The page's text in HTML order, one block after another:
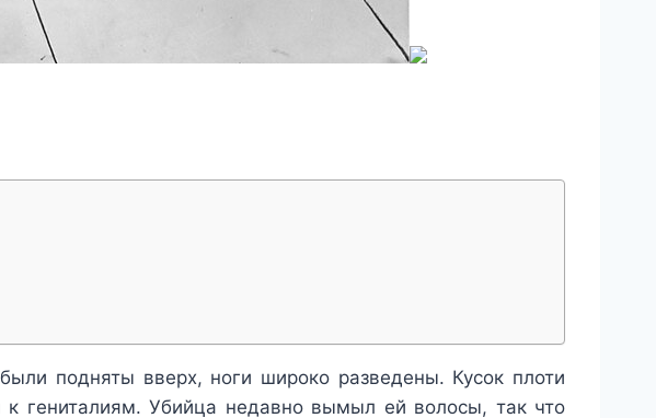
подняты вверх, ноги широко разведены. Кусок плоти
гениталиям. Убийца недавно вымыл ей волосы, так что